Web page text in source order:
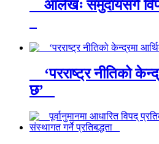
आलेखः समुदायसँगै
‘परराष्ट्र नीतिको
छ’